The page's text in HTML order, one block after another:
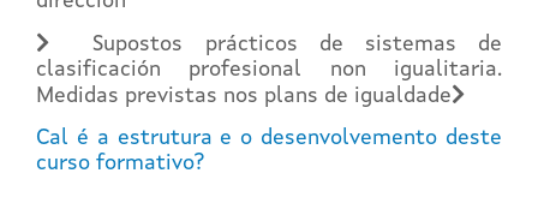
Supostos prácticos de sistemas de
clasificación profesional non igualitaria.
Medidas previstas nos plans de igualdade
Cal é a estrutura e o desenvolvemento deste
curso formativo?